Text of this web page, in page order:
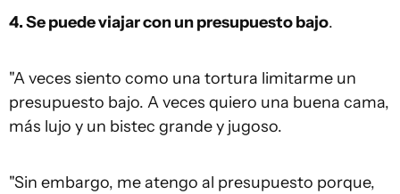
4. Se puede viajar con un presupuesto bajo.
"A veces siento como una tortura limitarme un
presupuesto bajo. A veces quiero una buena cama,
más lujo y un bistec grande y jugoso.
"Sin embargo, me atengo al presupuesto porque,